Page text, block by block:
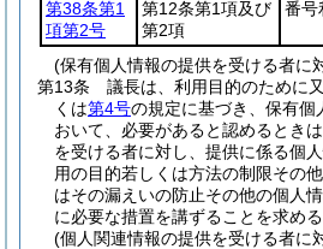
第38条第1
項第2号
第12条第1項及び
第2項
番号
(保有個人情報の提供を受ける者に
第13条
議長は、利用目的のために
くは第4号の規定に基づき、保有個
おいて、必要があると認めるとき
を受ける者に対し、提供に係る個
用の目的若しくは方法の制限その
はその漏えいの防止その他の個人
に必要な措置を講ずることを求める
(個人関連情報の提供を受ける者に